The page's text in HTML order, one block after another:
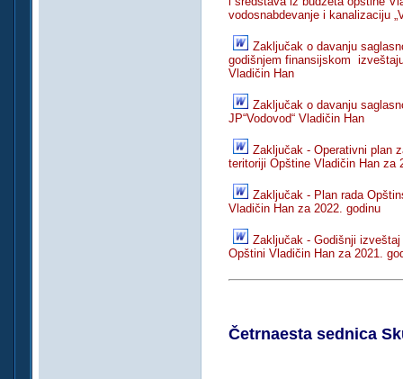
vodosnabdevanje i kanalizaciju
Zaključak o davanju
godišnjem finansijskom
Vladičin Han
Zaključak o davanju
JP“Vodovod“ Vladičin Han
Zaključak - Operativni plan
teritoriji Opštine Vladičin Han za
Zaključak - Plan rada
Vladičin Han za 2022. godinu
Zaključak - Godišnji
Opštini Vladičin Han za 2021.
Četrnaesta sednica